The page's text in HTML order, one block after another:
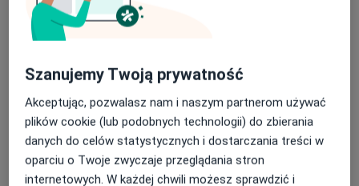
konsultacje laryngologiczne, diagnostykę i leczenie
schorzeń laryngologicznych, kwalifikację do zabiegów
280 zł Szczegóły
Konsultacja laryngologiczna
(weekend)
300 zł Szczegóły
Umów wizytę
Szanujemy Twoją prywatność
Akceptując, pozwalasz nam i naszym partnerom używać
plików cookie (lub podobnych technologii) do zbierania
danych do celów statystycznych i dostarczania treści w
oparciu o Twoje zwyczaje przeglądania stron
internetowych. W każdej chwili możesz sprawdzić i